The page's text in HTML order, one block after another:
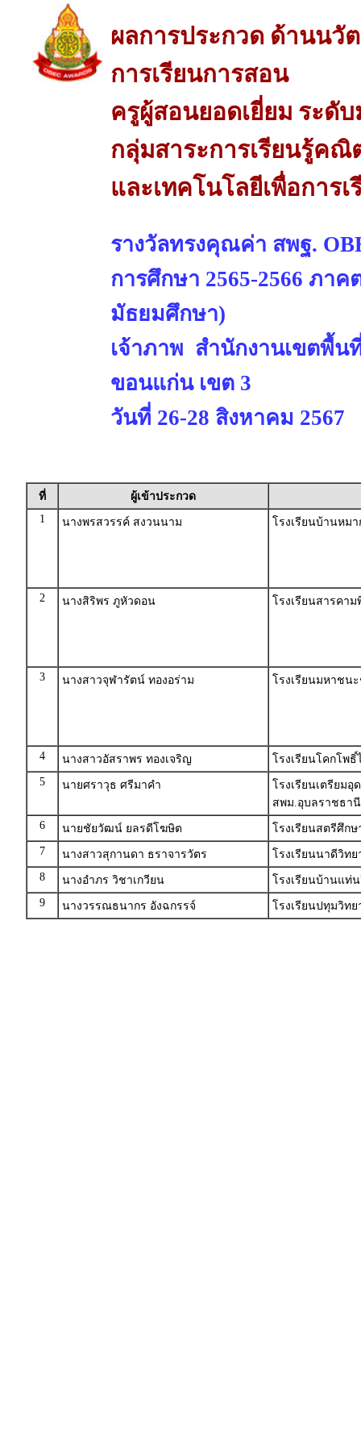
ผลการประกวด ด้านนวั
การเรียนการสอน
ครูผู้สอนยอดเยี่ยม ระดั
กลุ่มสาระการเรียนรู้ค
และเทคโนโลยีเพื่อการ
รางวัลทรงคุณค่า สพฐ.
การศึกษา 2565-2566 ภาค
มัธยมศึกษา)
เจ้าภาพ สำนักงานเขตพื้น
ขอนแก่น เขต 3
วันที่ 26-28 สิงหาคม 2567
ที่
ผู้เข้าประกวด
1
นางพรสวรรค์ สงวนนาม โรงเรียนบ้านหม
2 นางสิริพร ภูหัวดอน โรงเรียนสารคา
3 นางสาวจุฬารัตน์ ทองอร่าม โรงเรียนมหาชน
4 นางสาวอัสราพร ทองเจริญ
โรงเรียนโคกโพ
5
นายศราวุธ ศรีมาคำ
โรงเรียนเตรียม
สพม.อุบลราชธา
6
นายชัยวัฒน์ ยลรดีโฆษิต
โรงเรียนสตรีศึก
7
นางสาวสุกานดา ธราจารวัตร
โรงเรียนนาดีวิท
8
นางอำภร วิชาเกวียน
โรงเรียนบ้านแท่
9
นางวรรณธนากร อังฉกรรจ์ โรงเรียนปทุมวิท